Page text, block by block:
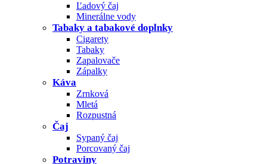
Ľadový čaj
Minerálne vody
Tabaky a tabakové doplnky
Cigarety
Tabaky
Zapalovače
Zápalky
Káva
Zrnková
Mletá
Rozpustná
Čaj
Sypaný čaj
Porcovaný čaj
Potraviny